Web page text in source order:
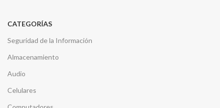
CATEGORÍAS
Seguridad de la Información
Almacenamiento
Audio
Celulares